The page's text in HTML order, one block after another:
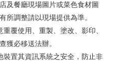
及餐廳現場圖片或菜色食材圖
所調整請以現場提供為準。
覆使用、重製、塗改、影印、
獲必移送法辦。
裝置其資訊系統之安全，防止非